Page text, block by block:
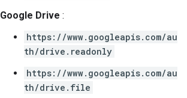
Google Drive :
https://www.googleapis.com/au
th/drive.readonly
https://www.googleapis.com/au
th/drive.file